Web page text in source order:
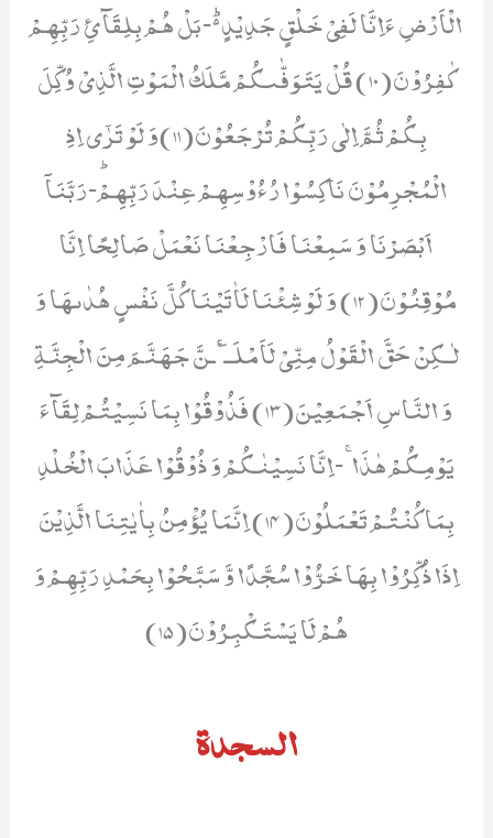
الْاَرْضِ ءَاِنَّا لَفِیْ خَلْقٍ جَدِیْدٍ۬ؕ-بَلْ هُمْ بِلِقَآئِ رَبِّهِمْ
كٰفِرُوْنَ(10) قُلْ یَتَوَفّٰىكُمْ مَّلَكُ الْمَوْتِ الَّذِیْ وُكِّلَ
بِكُمْ ثُمَّ اِلٰى رَبِّكُمْ تُرْجَعُوْنَ(11)وَ لَوْ تَرٰۤى اِذِ
الْمُجْرِمُوْنَ نَاكِسُوْا رُءُوْسِهِمْ عِنْدَ رَبِّهِمْؕ-رَبَّنَاۤ
اَبْصَرْنَا وَ سَمِعْنَا فَارْجِعْنَا نَعْمَلْ صَالِحًا اِنَّا
مُوْقِنُوْنَ(12) وَ لَوْ شِئْنَا لَاٰتَیْنَا كُلَّ نَفْسٍ هُدٰىهَا وَ
لٰـكِنْ حَقَّ الْقَوْلُ مِنِّیْ لَاَمْلَــٴَـنَّ جَهَنَّمَ مِنَ الْجِنَّةِ
وَ النَّاسِ اَجْمَعِیْنَ(13) فَذُوْقُوْا بِمَا نَسِیْتُمْ لِقَآءَ
یَوْمِكُمْ هٰذَاۚ-اِنَّا نَسِیْنٰكُمْ وَ ذُوْقُوْا عَذَابَ الْخُلْدِ
بِمَا كُنْتُمْ تَعْمَلُوْنَ(14) اِنَّمَا یُؤْمِنُ بِاٰیٰتِنَا الَّذِیْنَ
اِذَا ذُكِّرُوْا بِهَا خَرُّوْا سُجَّدًا وَّ سَبَّحُوْا بِحَمْدِ رَبِّهِمْ وَ
هُمْ لَا یَسْتَكْبِرُوْنَ(15)
السجدة